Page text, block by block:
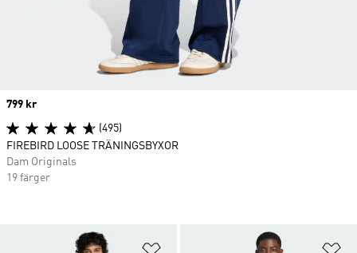
Lägg till på önskelistan
Price
799 kr
(495)
FIREBIRD LOOSE TRÄNINGSBYXOR
Dam Originals
19 färger